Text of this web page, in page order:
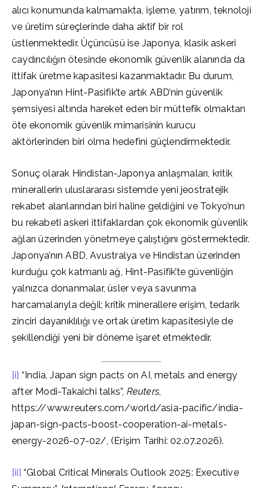
alıcı konumunda kalmamakta, işleme, yatırım, teknoloji
ve üretim süreçlerinde daha aktif bir rol
üstlenmektedir. Üçüncüsü ise Japonya, klasik askeri
caydırıcılığın ötesinde ekonomik güvenlik alanında da
ittifak üretme kapasitesi kazanmaktadır. Bu durum,
Japonya’nın Hint-Pasifik’te artık ABD’nin güvenlik
şemsiyesi altında hareket eden bir müttefik olmaktan
öte ekonomik güvenlik mimarisinin kurucu
aktörlerinden biri olma hedefini güçlendirmektedir.
Sonuç olarak Hindistan-Japonya anlaşmaları, kritik
minerallerin uluslararası sistemde yeni jeostratejik
rekabet alanlarından biri haline geldiğini ve Tokyo’nun
bu rekabeti askeri ittifaklardan çok ekonomik güvenlik
ağları üzerinden yönetmeye çalıştığını göstermektedir.
Japonya’nın ABD, Avustralya ve Hindistan üzerinden
kurduğu çok katmanlı ağ, Hint-Pasifik’te güvenliğin
yalnızca donanmalar, üsler veya savunma
harcamalarıyla değil; kritik minerallere erişim, tedarik
zinciri dayanıklılığı ve ortak üretim kapasitesiyle de
şekillendiği yeni bir döneme işaret etmektedir.
[i] “India, Japan sign pacts on AI, metals and energy
after Modi-Takaichi talks”, Reuters,
https://www.reuters.com/world/asia-pacific/india-
japan-sign-pacts-boost-cooperation-ai-metals-
energy-2026-07-02/, (Erişim Tarihi: 02.07.2026).
[ii] “Global Critical Minerals Outlook 2025: Executive